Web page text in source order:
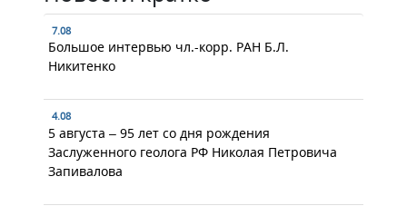
7.08
Большое интервью чл.-корр. РАН Б.Л.
Никитенко
4.08
5 августа – 95 лет со дня рождения
Заслуженного геолога РФ Николая Петровича
Запивалова